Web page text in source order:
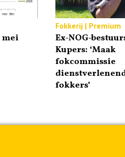
Fokkerij | Premium
Ex-NOG-
Kupers: ‘Maak
fokcommissie
fokkers’